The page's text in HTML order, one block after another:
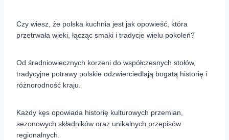
Czy wiesz, że polska kuchnia jest jak opowieść, która
przetrwała wieki, łącząc smaki i tradycje wielu pokoleń?
Od średniowiecznych korzeni do współczesnych stołów,
tradycyjne potrawy polskie odzwierciedlają bogatą historię i
różnorodność kraju.
Każdy kęs opowiada historię kulturowych przemian,
sezonowych składników oraz unikalnych przepisów
regionalnych.